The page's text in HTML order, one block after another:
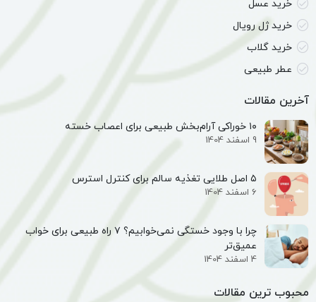
خرید عسل
خرید ژل رویال
خرید گلاب
عطر طبیعی
آخرین مقالات
۱۰ خوراکی آرام‌بخش طبیعی برای اعصاب خسته
9 اسفند 1404
۵ اصل طلایی تغذیه سالم برای کنترل استرس
6 اسفند 1404
چرا با وجود خستگی نمی‌خوابیم؟ ۷ راه طبیعی برای خواب
عمیق‌تر
4 اسفند 1404
محبوب ترین مقالات